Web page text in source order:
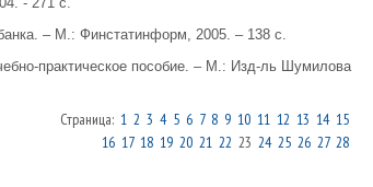
– М.: Финстатинформ, 2005. – 138 с.
практическое пособие. – М.: Изд-ль Шумилова
Страница: 1 2 3 4 5 6 7 8 9 10 11 12 13 14 15
16 17 18 19 20 21 22 23 24 25 26 27 28